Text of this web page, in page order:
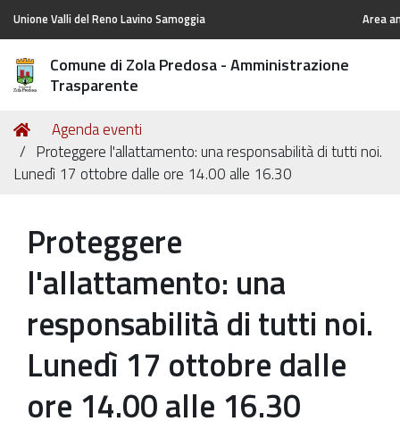
Unione Valli del Reno Lavino Samoggia Area
Comune di Zola Predosa - Amministrazione
Trasparente
Tu
sei
qui:
Home
Agenda eventi
Proteggere l'allattamento: una responsabilità di tutti noi.
Lunedì 17 ottobre dalle ore 14.00 alle 16.30
Proteggere
l'allattamento: una
responsabilità di tutti noi.
Lunedì 17 ottobre dalle
ore 14.00 alle 16.30